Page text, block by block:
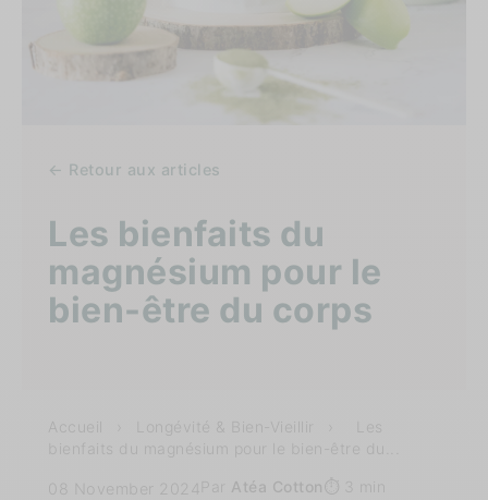
← Retour aux articles
Les bienfaits du
magnésium pour le
bien-être du corps
Accueil Longévité & Bien-Vieillir
bienfaits du magnésium pour le bien-être du...
08 November 2024 Atéa Cotton⏱️ 3 min